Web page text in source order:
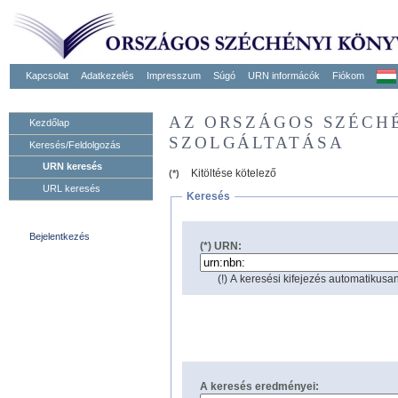
Kapcsolat Adatkezelés Impresszum Súgó URN informácók Fiókom
Kezdőlap
Keresés/Feldolgozás
URN keresés
URL keresés
Bejelentkezés
AZ ORSZÁGOS
SZOLGÁLTATÁSA
(*)
Kitöltése kötelező
Keresés
(*) URN:
(!) A keresési kifejezés
A keresés eredményei: